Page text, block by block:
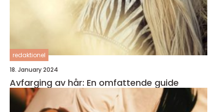
redaktionel
18. January 2024
Avfarging av hår: En omfattende guide